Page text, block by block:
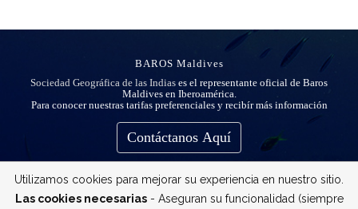
BAROS Maldives
Sociedad Geográfica de las Indias es el representante oficial de Baros
Maldives en Iberoamérica.
Para conocer nuestras tarifas preferenciales y recibír más información
Contáctanos Aquí
Utilizamos cookies para mejorar su experiencia en nuestro sitio.
Las cookies necesarias- Aseguran su funcionalidad (siempre